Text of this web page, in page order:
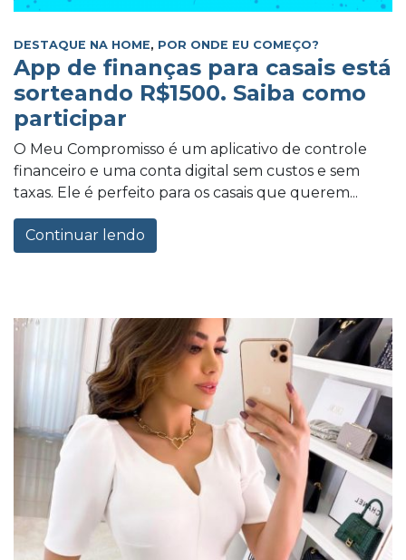
DESTAQUE NA HOME, POR ONDE EU COMEÇO?
App de finanças para casais está
sorteando R$1500. Saiba como
participar
O Meu Compromisso é um aplicativo de controle
financeiro e uma conta digital sem custos e sem
taxas. Ele é perfeito para os casais que querem...
Continuar lendo